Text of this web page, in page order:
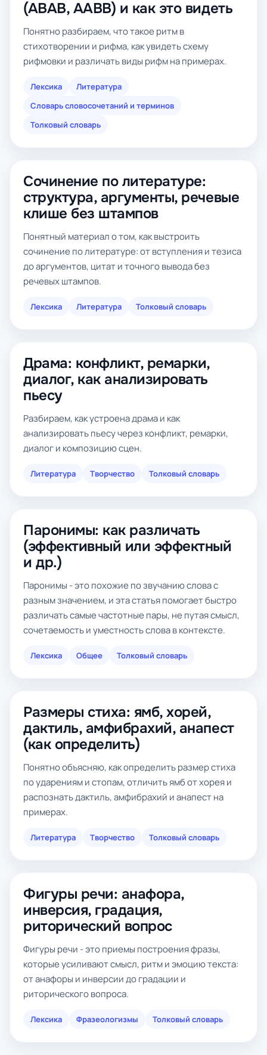
(ABAB, AABB) и как это видеть
Понятно разбираем, что такое ритм в
стихотворении и рифма, как увидеть схему
рифмовки и различать виды рифм на примерах.
Лексика
Литература
Словарь словосочетаний и терминов
Толковый словарь
Сочинение по литературе:
структура, аргументы, речевые
клише без штампов
Понятный материал о том, как выстроить
сочинение по литературе: от вступления и тезиса
до аргументов, цитат и точного вывода без
речевых штампов.
Лексика Литература Толковый словарь
Драма: конфликт, ремарки,
диалог, как анализировать
пьесу
Разбираем, как устроена драма и как
анализировать пьесу через конфликт, ремарки,
диалог и композицию сцен.
Литература Творчество Толковый словарь
Паронимы: как различать
(эффективный или эффектный
и др.)
Паронимы - это похожие по звучанию слова с
разным значением, и эта статья помогает быстро
различать самые частотные пары, не путая смысл,
сочетаемость и уместность слова в контексте.
Лексика Общее Толковый словарь
Размеры стиха: ямб, хорей,
дактиль, амфибрахий, анапест
(как определить)
Понятно объясняю, как определить размер стиха
по ударениям и стопам, отличить ямб от хорея и
распознать дактиль, амфибрахий и анапест на
примерах.
Литература Творчество Толковый словарь
Фигуры речи: анафора,
инверсия, градация,
риторический вопрос
Фигуры речи - это приемы построения фразы,
которые усиливают смысл, ритм и эмоцию текста:
от анафоры и инверсии до градации и
риторического вопроса.
Лексика Фразеологизмы Толковый словарь